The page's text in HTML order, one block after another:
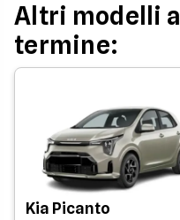
Altri modelli
termine:
Kia Picanto